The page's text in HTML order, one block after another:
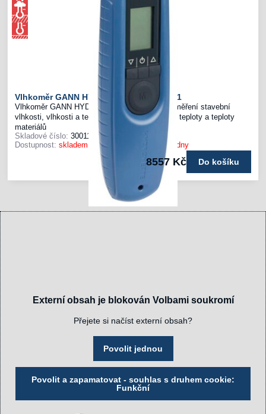
Vlhkoměr GANN HYDROMETTE BL UNI 11
Vlhkoměr GANN HYDROMETTE BL UNI 11 k měření stavební
vlhkosti, vlhkosti a teploty vzduchu, povrchové teploty a teploty
materiálů
Skladové číslo: 30011440
Dostupnost: skladem u výrobce - dodání 2-3 týdny
8557 Kč Do košíku
Externí obsah je blokován Volbami soukromí
Přejete si načíst externí obsah?
Povolit jednou
Povolit a zapamatovat - souhlas s druhem cookie:
Funkční